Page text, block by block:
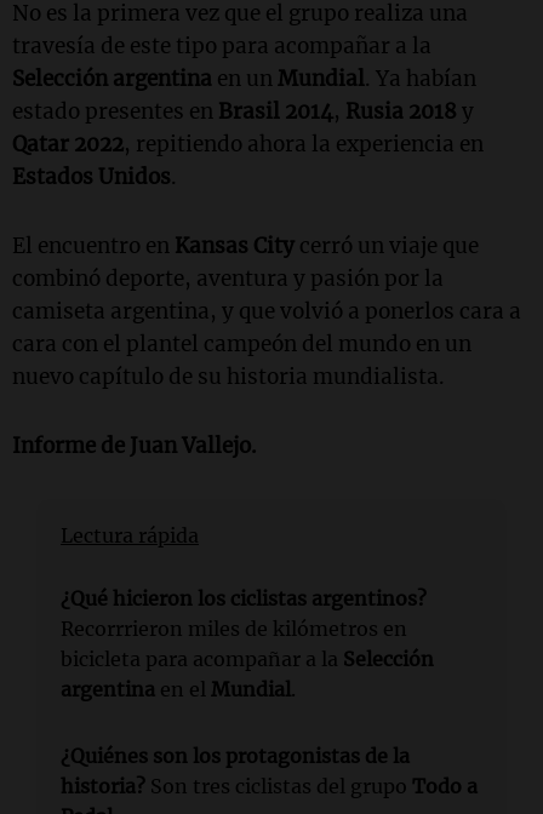
No es la primera vez que el grupo realiza una
travesía de este tipo para acompañar a la
Selección argentina en unMundial. Ya habían
estado presentes en Brasil 2014, Rusia 2018 y
Qatar 2022, repitiendo ahora la experiencia en
Estados Unidos.
El encuentro en Kansas City cerró un viaje que
combinó deporte, aventura y pasión por la
camiseta argentina, y que volvió a ponerlos cara a
cara con el plantel campeón del mundo en un
nuevo capítulo de su historia mundialista.
Informe de Juan Vallejo.
Lectura rápida
¿Qué hicieron los ciclistas argentinos?
Recorrrieron miles de kilómetros en
bicicleta para acompañar a la Selección
argentina en el Mundial.
¿Quiénes son los protagonistas de la
historia? Son tres ciclistas del grupo Todo a